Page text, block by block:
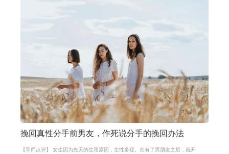
挽回真性分手前男友，作死说分手的挽回办法
【导师点评】 女生因为先天的生理原因，生性多疑。在有了男朋友之后，就开